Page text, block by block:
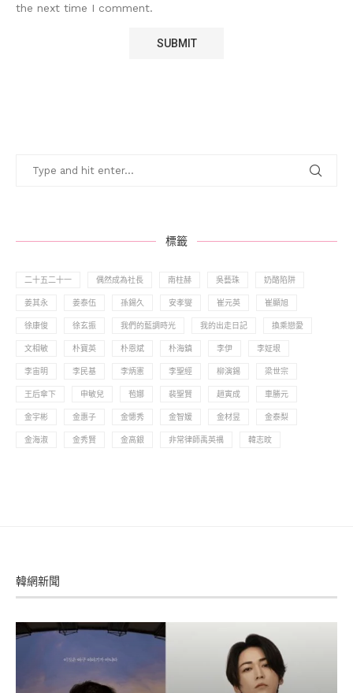
the next time I comment.
標籤
二十五二十一 偶然成為社長 南柱赫 吳藝珠 奶酪陷阱
姜其永 姜泰伍 孫錫久 安孝燮 崔元英 崔顯旭
徐康俊 徐玄振 我們的藍調時光 我的出走日記 換乘戀愛
文相敏 朴寶英 朴恩斌 朴海鎮 李伊 李姃垠
李宙明 李民基 李炳憲 李聖經 柳演錫 梁世宗
王后傘下 申敏兒 苞娜 裴聖賢 趙寅成 車勝元
金宇彬 金惠子 金憓秀 金智媛 金材昱 金泰梨
金海淑 金秀賢 金高銀 非常律師禹英禑 韓志旼
韓網新聞